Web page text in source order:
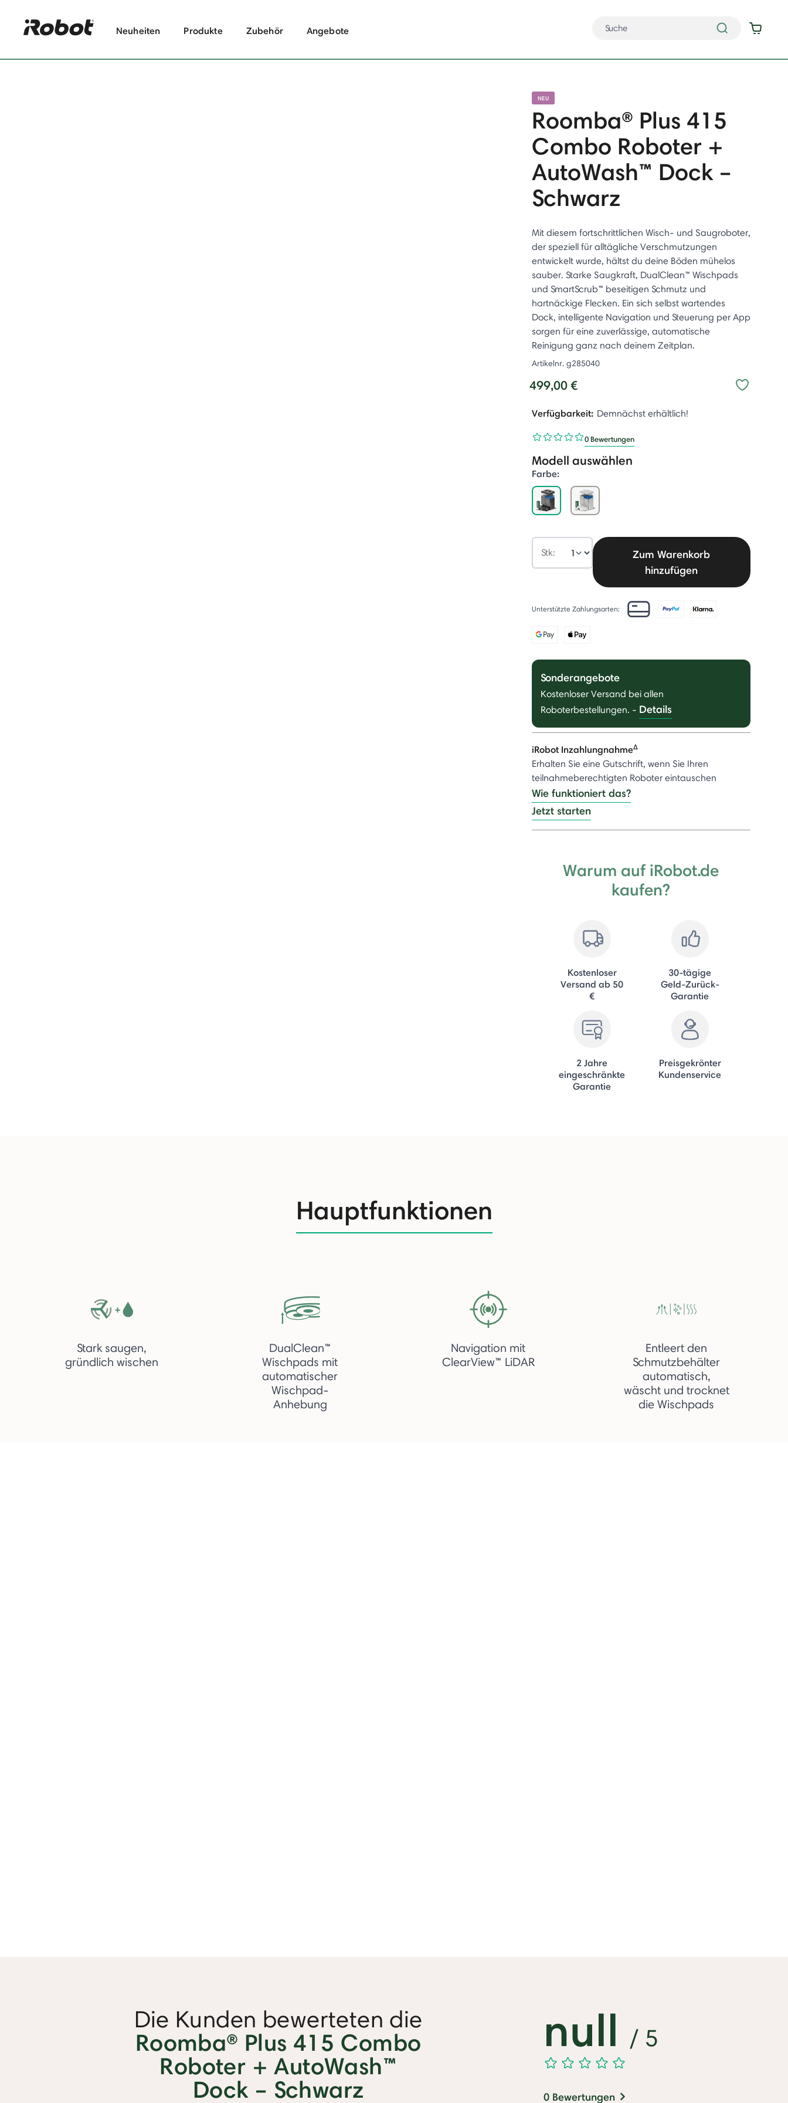
Neuheiten Produkte Zubehör Angebote
NEU
Roomba® Plus 415
Combo Roboter +
AutoWash™ Dock –
Schwarz
Mit diesem fortschrittlichen Wisch- und Saugroboter,
der speziell für alltägliche Verschmutzungen
entwickelt wurde, hältst du deine Böden mühelos
sauber. Starke Saugkraft, DualClean™ Wischpads
und SmartScrub™ beseitigen Schmutz und
hartnäckige Flecken. Ein sich selbst wartendes
Dock, intelligente Navigation und Steuerung per App
sorgen für eine zuverlässige, automatische
Reinigung ganz nach deinem Zeitplan.
Artikelnr. g285040
499,00 €
Verfügbarkeit: Demnächst erhältlich!
0 Bewertungen
Modell auswählen
Farbe:
Stk:
Zum Warenkorb
hinzufügen
Unterstützte Zahlungsarten:
Sonderangebote
Kostenloser Versand bei allen
Roboterbestellungen. - Details
iRobot InzahlungnahmeΔ
Erhalten Sie eine Gutschrift, wenn Sie Ihren
teilnahmeberechtigten Roboter eintauschen
Wie funktioniert das?
Jetzt starten
Warum auf iRobot.de
kaufen?
Kostenloser
Versand ab 50
€
30-tägige
Geld-Zurück-
Garantie
2 Jahre
eingeschränkte
Garantie
Preisgekrönter
Kundenservice
Hauptfunktionen
Stark saugen,
gründlich wischen
DualClean™
Wischpads mit
automatischer
Wischpad-
Anhebung
Navigation mit
ClearView™ LiDAR
Entleert den
Schmutzbehälter
automatisch,
wäscht und trocknet
die Wischpads
Die Kunden bewerteten die
Roomba® Plus 415 Combo
Roboter + AutoWash™
Dock – Schwarz
null / 5
0 Bewertungen